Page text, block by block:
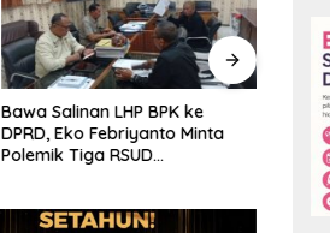
Bawa Salinan LHP BPK ke
DPRD, Eko Febriyanto Minta
Polemik Tiga RSUD